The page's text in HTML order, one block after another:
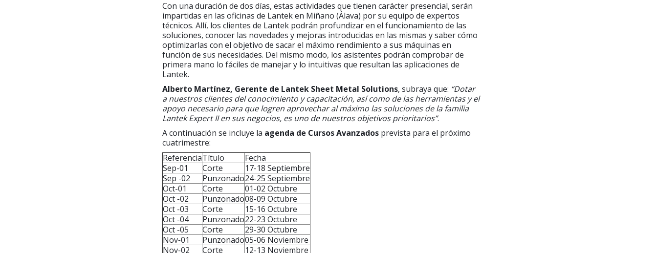
Con una duración de dos días, estas actividades que tienen carácter presencial, serán
impartidas en las oficinas de Lantek en Miñano (Álava) por su equipo de expertos
técnicos. Allí, los clientes de Lantek podrán profundizar en el funcionamiento de las
soluciones, conocer las novedades y mejoras introducidas en las mismas y saber cómo
optimizarlas con el objetivo de sacar el máximo rendimiento a sus máquinas en
función de sus necesidades. Del mismo modo, los asistentes podrán comprobar de
primera mano lo fáciles de manejar y lo intuitivas que resultan las aplicaciones de
Lantek.
Alberto Martínez, Gerente de Lantek Sheet Metal Solutions, subraya que: “Dotar
a nuestros clientes del conocimiento y capacitación, así como de las herramientas y el
apoyo necesario para que logren aprovechar al máximo las soluciones de la familia
Lantek Expert II en sus negocios, es uno de nuestros objetivos prioritarios”.
A continuación se incluye la agenda de Cursos Avanzados prevista para el próximo
cuatrimestre:
ReferenciaTítulo
Fecha
Sep-01
Corte
17-18 Septiembre
Sep -02
Punzonado24-25 Septiembre
Oct-01
Corte
01-02 Octubre
Oct -02
Punzonado08-09 Octubre
Oct -03
Corte
15-16 Octubre
Oct -04
Punzonado22-23 Octubre
Oct -05
Corte
29-30 Octubre
Nov-01
Punzonado05-06 Noviembre
Nov-02
Corte
12-13 Noviembre